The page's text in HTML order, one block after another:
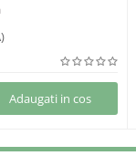
Adaugati in cos